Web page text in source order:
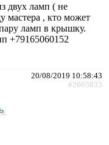
двух ламп ( не
мастера , кто может
ламп в крышку.
+79165060152
20/08/2019 10:58:43
#2665833